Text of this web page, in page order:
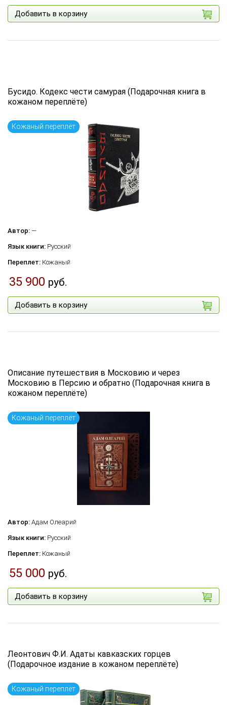
Добавить в корзину
Бусидо. Кодекс чести самурая (Подарочная книга в
кожаном переплёте)
Кожаный переплёт
Автор: —
Язык книги: Русский
Переплет: Кожаный
35 900 руб.
Добавить в корзину
Описание путешествия в Московию и через
Московию в Персию и обратно (Подарочная книга в
кожаном переплёте)
Кожаный переплёт
Автор: Адам Олеарий
Язык книги: Русский
Переплет: Кожаный
55 000 руб.
Добавить в корзину
Леонтович Ф.И. Адаты кавказских горцев
(Подарочное издание в кожаном переплёте)
Кожаный переплёт